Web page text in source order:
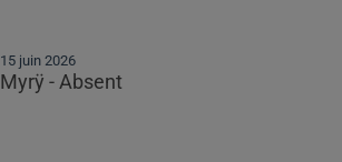
15 juin 2026
Myrÿ - Absent